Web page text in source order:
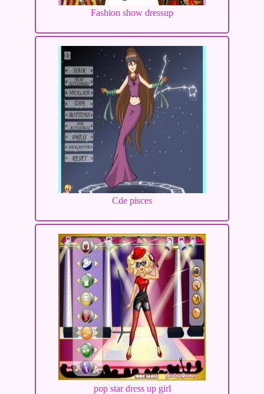
Fashion show dressup
Cde pisces
pop star dress up girl